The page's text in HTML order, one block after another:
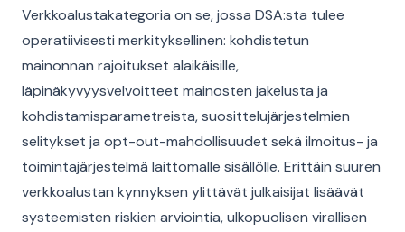
Verkkoalustakategoria on se, jossa DSA:sta tulee
operatiivisesti merkityksellinen: kohdistetun
mainonnan rajoitukset alaikäisille,
läpinäkyvyysvelvoitteet mainosten jakelusta ja
kohdistamisparametreista, suosittelujärjestelmien
selitykset ja opt-out-mahdollisuudet sekä ilmoitus- ja
toimintajärjestelmä laittomalle sisällölle. Erittäin suuren
verkkoalustan kynnyksen ylittävät julkaisijat lisäävät
systeemisten riskien arviointia, ulkopuolisen virallisen